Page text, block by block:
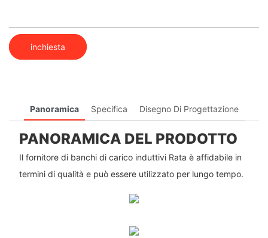
inchiesta
Panoramica Specifica Disegno Di Progettazione
PANORAMICA DEL PRODOTTO
Il fornitore di banchi di carico induttivi Rata è affidabile in
termini di qualità e può essere utilizzato per lungo tempo.